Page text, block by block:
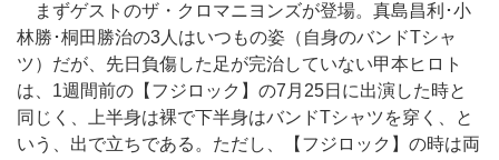
まずゲストのザ・クロマニヨンズが登場。真島昌利･小
林勝･桐田勝治の3人はいつもの姿（自身のバンドTシャ
ツ）だが、先日負傷した足が完治していない甲本ヒロト
は、1週間前の【フジロック】の7月25日に出演した時と
同じく、上半身は裸で下半身はバンドTシャツを穿く、と
いう、出で立ちである。ただし、【フジロック】の時は両